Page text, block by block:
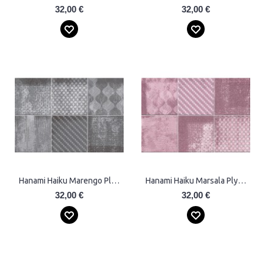
32,00 € 32,00 €
Hanami Haiku Marengo Plytelės
32,00 €
Hanami Haiku Marsala Plytelės
32,00 €